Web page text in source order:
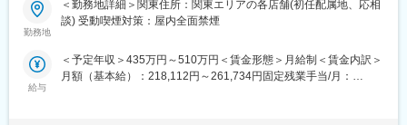
杜駅、青堀駅、船橋日大前駅、上総清川駅、八街駅、榎戸駅(千葉
駅、新田駅(埼玉県)、せんげん台駅、さいたま新都心駅、本庄駅、
親鼻駅、南桜井駅、鷲宮駅、東酒田駅、西寒河江駅、新庄駅、高
全国に約460店舗展開し、業界実績トップクラスを誇る中古車販
だきます。
勤務地
＜勤務地詳細＞関東住所：関東エリアの各店舗(初任配属地、応相
談) 受動喫煙対策：屋内全面禁煙
給与
＜予定年収＞435万円～510万円＜賃金形態＞月給制＜賃金内訳＞
月額（基本給）：218,112円～261,734円固定残業手当/月：